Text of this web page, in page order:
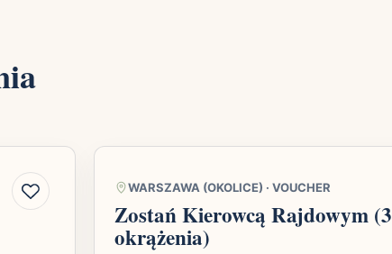
WARSZAWA (OKOLICE) · VOUCHER
Zostań Kierowcą Rajdowym (3
okrążenia)